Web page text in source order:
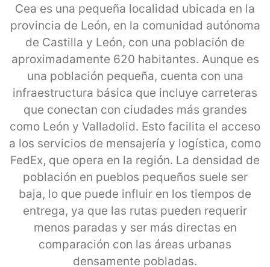
Cea es una pequeña localidad ubicada en la
provincia de León, en la comunidad autónoma
de Castilla y León, con una población de
aproximadamente 620 habitantes. Aunque es
una población pequeña, cuenta con una
infraestructura básica que incluye carreteras
que conectan con ciudades más grandes
como León y Valladolid. Esto facilita el acceso
a los servicios de mensajería y logística, como
FedEx, que opera en la región. La densidad de
población en pueblos pequeños suele ser
baja, lo que puede influir en los tiempos de
entrega, ya que las rutas pueden requerir
menos paradas y ser más directas en
comparación con las áreas urbanas
densamente pobladas.